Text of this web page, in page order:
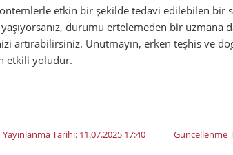
etkin bir şekilde tedavi edilebilen bir
durumu ertelemeden bir uzmana
artırabilirsiniz. Unutmayın, erken teşhis ve
etkili yoludur.
Güncellenme
Yayınlanma Tarihi: 11.07.2025 17:40